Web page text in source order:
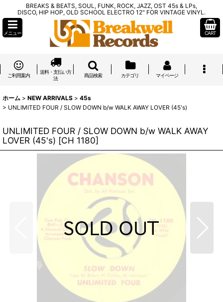
BREAKS & BEATS, SOUL, FUNK, ROCK, JAZZ, OST 45s & LPs,
DISCO, HIP HOP, OLD SCHOOL ELECTRO 12" FOR VINTAGE VINYL.
メニュー CART
ご利用案内
送料・支払い方
法
商品検索 カテゴリ マイページ
ホーム > NEW ARRIVALS > 45s
> UNLIMITED FOUR / SLOW DOWN b/w WALK AWAY LOVER (45's)
UNLIMITED FOUR / SLOW DOWN b/w WALK AWAY
LOVER (45's) [CH 1180]